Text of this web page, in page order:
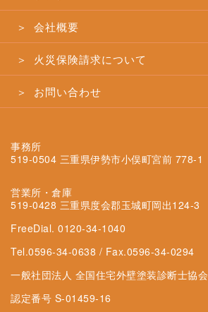
＞ 会社概要
＞ 火災保険請求について
＞ お問い合わせ
事務所
519-0504 三重県伊勢市小俣町宮前 778-1
営業所・倉庫
519-0428 三重県度会郡玉城町岡出124-3
FreeDial. 0120-34-1040
Tel.0596-34-0638 / Fax.0596-34-0294
一般社団法人 全国住宅外壁塗装診断士協会
認定番号 S-01459-16